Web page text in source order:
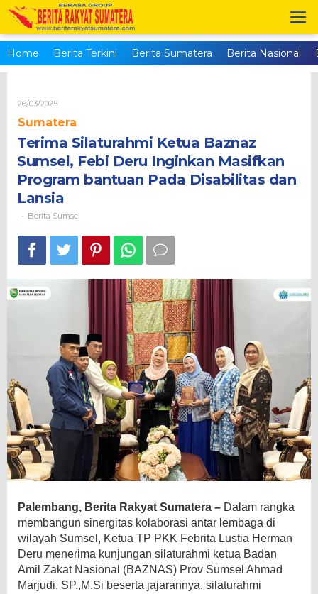
Skip
to
content
Home
Berita Terkini Berita Sumatera Berita Nasional
26/03/2025Oleh
Sumatera
Terima Silaturahmi Ketua Baznaz
Sumsel, Febi Deru Inginkan Masifkan
Program bantuan Pada Disabilitas dan
Lansia
- Berita Sumsel
Palembang, Berita Rakyat Sumatera – Dalam rangka
membangun sinergitas kolaborasi antar lembaga di
wilayah Sumsel, Ketua TP PKK Febrita Lustia Herman
Deru menerima kunjungan silaturahmi ketua Badan
Amil Zakat Nasional (BAZNAS) Prov Sumsel Ahmad
Marjudi, SP.,M.Si beserta jajarannya, silaturahmi